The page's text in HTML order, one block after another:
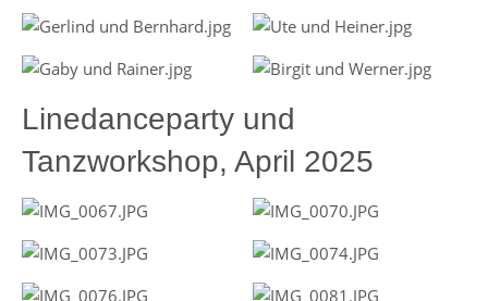
Linedanceparty und
Tanzworkshop, April 2025